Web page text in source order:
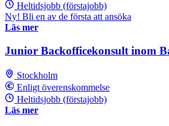
Heltidsjobb (förstajobb)
Ny! Bli en av de första att ansöka
Läs mer
Junior Backofficekonsult inom
Stockholm
Enligt överenskommelse
Heltidsjobb (förstajobb)
Läs mer